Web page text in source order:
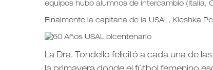
equipos hubo alumnos de intercambio (Italia,
Finalmente la capitana de la USAL, Kieshka
La Dra. Tondello felicitó a cada una de